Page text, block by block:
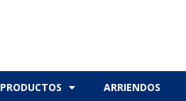
PRODUCTOS ARRIENDOS